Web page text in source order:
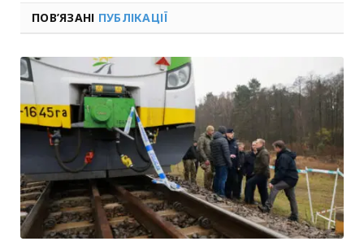
ПОВ’ЯЗАНІ ПУБЛІКАЦІЇ